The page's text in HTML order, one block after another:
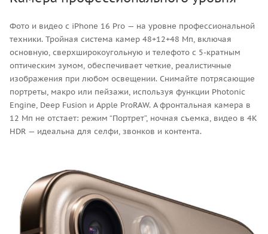
Фото и видео с iPhone 16 Pro — на уровне профессиональной
техники. Тройная система камер 48+12+48 Мп, включая
основную, сверхширокоугольную и телефото с 5-кратным
оптическим зумом, обеспечивает четкие, реалистичные
изображения при любом освещении. Снимайте потрясающие
портреты, макро или пейзажи, используя функции Photonic
Engine, Deep Fusion и Apple ProRAW. А фронтальная камера в
12 Мп не отстает: режим “Портрет”, ночная съемка, видео в 4K
HDR — идеальна для селфи, звонков и контента.